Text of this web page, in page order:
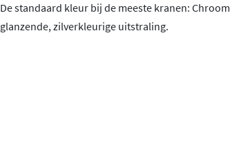
De standaard kleur bij de meeste kranen: Chroom
glanzende, zilverkleurige uitstraling.